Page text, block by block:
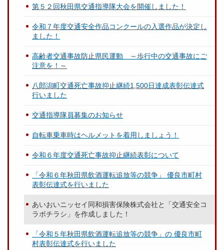
第５２回秋田県交通指導隊大会を開催しました！
令和７年度交通安全作品コンクールの入選作品が決定し
ました！
高齢者交通事故防止県民運動 ～歩行中の交通事故にご
注意を！～
八郎潟町交通死亡事故抑止継続1,500日達成表彰伝達式
行いました
交通指導隊員募集のお知らせ
自転車乗車時はヘルメットを着用しましょう！
令和６年度交通死亡事故抑止継続表彰について
「令和６年秋田県飲酒運転追放等の競争」 優良市町村
表彰伝達式を行いました
あいおいニッセイ同和損害保険株式会社と「交通安全コ
ラボチラシ」を作成しました！
「令和５年秋田県飲酒運転追放等の競争」の 優良市町
村表彰伝達式を行いました